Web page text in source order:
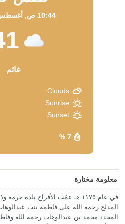
10:44 ص, أغسطس 7,
غائم
7 %
Clouds
Sunrise
Sunset
معلومة مختارة
في عام ١١٧٥ هـ عمّت الأفراح بلدة
المدلج رحمه الله على فاطمة بنت
المجدد محمد بن عبدالوهاب رحمه الله